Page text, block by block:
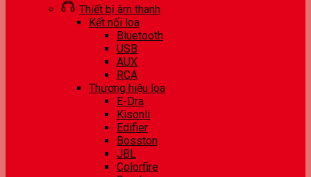
Thiết bị âm thanh
Kết nối loa
Bluetooth
USB
AUX
RCA
Thương hiệu loa
E-Dra
Kisonli
Edifier
Bosston
JBL
Colorfire